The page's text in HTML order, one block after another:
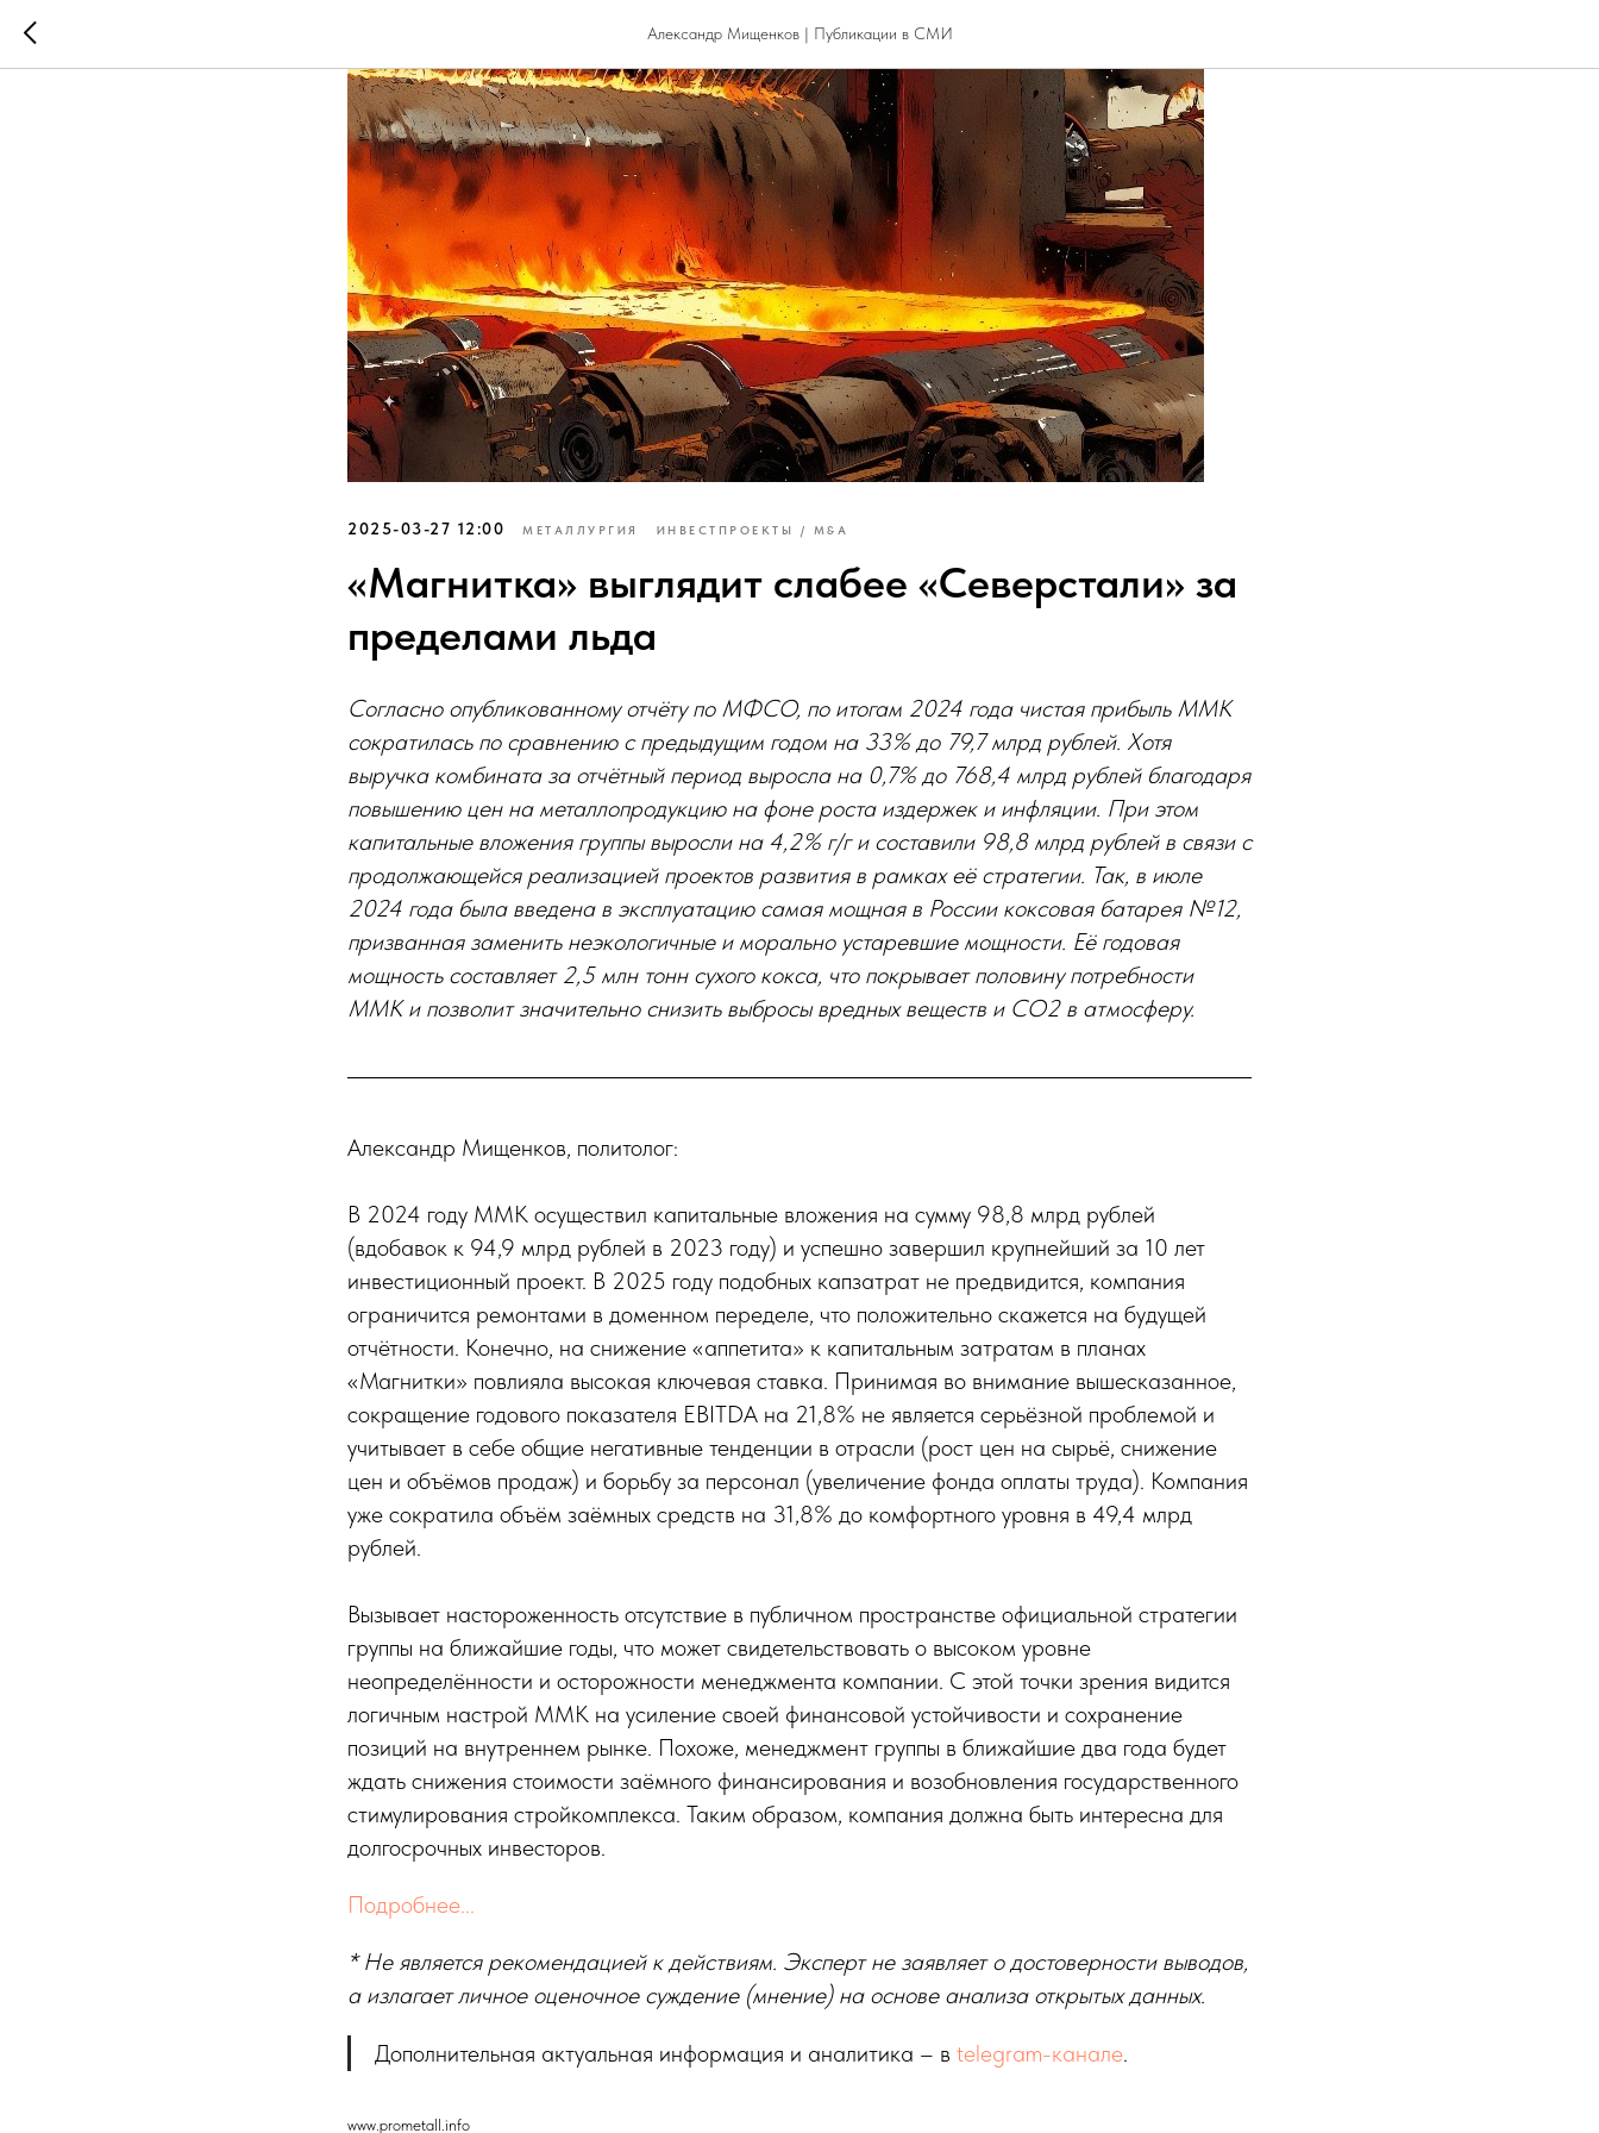
Александр Мищенков | Публикации в СМИ
2025-03-27 12:00 МЕТАЛЛУРГИЯ ИНВЕСТПРОЕКТЫ / M&A
«Магнитка» выглядит слабее «Северстали» за
пределами льда
Согласно опубликованному отчёту по МФСО, по итогам 2024 года чистая прибыль ММК
сократилась по сравнению с предыдущим годом на 33% до 79,7 млрд рублей. Хотя
выручка комбината за отчётный период выросла на 0,7% до 768,4 млрд рублей благодаря
повышению цен на металлопродукцию на фоне роста издержек и инфляции. При этом
капитальные вложения группы выросли на 4,2% г/г и составили 98,8 млрд рублей в связи с
продолжающейся реализацией проектов развития в рамках её стратегии. Так, в июле
2024 года была введена в эксплуатацию самая мощная в России коксовая батарея №12,
призванная заменить неэкологичные и морально устаревшие мощности. Её годовая
мощность составляет 2,5 млн тонн сухого кокса, что покрывает половину потребности
ММК и позволит значительно снизить выбросы вредных веществ и CO2 в атмосферу.
Александр Мищенков, политолог:
В 2024 году ММК осуществил капитальные вложения на сумму 98,8 млрд рублей
(вдобавок к 94,9 млрд рублей в 2023 году) и успешно завершил крупнейший за 10 лет
инвестиционный проект. В 2025 году подобных капзатрат не предвидится, компания
ограничится ремонтами в доменном переделе, что положительно скажется на будущей
отчётности. Конечно, на снижение «аппетита» к капитальным затратам в планах
«Магнитки» повлияла высокая ключевая ставка. Принимая во внимание вышесказанное,
сокращение годового показателя EBITDA на 21,8% не является серьёзной проблемой и
учитывает в себе общие негативные тенденции в отрасли (рост цен на сырьё, снижение
цен и объёмов продаж) и борьбу за персонал (увеличение фонда оплаты труда). Компания
уже сократила объём заёмных средств на 31,8% до комфортного уровня в 49,4 млрд
рублей.
Вызывает настороженность отсутствие в публичном пространстве официальной стратегии
группы на ближайшие годы, что может свидетельствовать о высоком уровне
неопределённости и осторожности менеджмента компании. С этой точки зрения видится
логичным настрой ММК на усиление своей финансовой устойчивости и сохранение
позиций на внутреннем рынке. Похоже, менеджмент группы в ближайшие два года будет
ждать снижения стоимости заёмного финансирования и возобновления государственного
стимулирования стройкомплекса. Таким образом, компания должна быть интересна для
долгосрочных инвесторов.
Подробнее...
* Не является рекомендацией к действиям. Эксперт не заявляет о достоверности выводов,
а излагает личное оценочное суждение (мнение) на основе анализа открытых данных.
Дополнительная актуальная информация и аналитика – в telegram-канале.
www.prometall.info